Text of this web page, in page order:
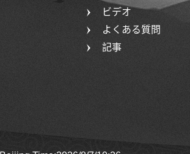
ビデオ
よくある質問
記事